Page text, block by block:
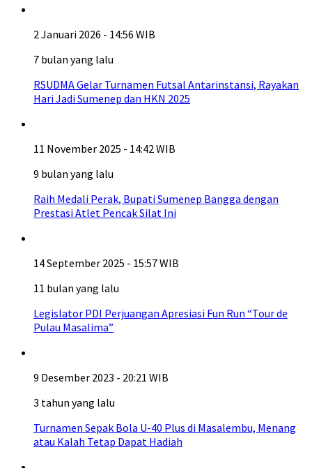
2 Januari 2026 - 14:56 WIB
7 bulan yang lalu
RSUDMA Gelar Turnamen Futsal Antarinstansi, Rayakan
Hari Jadi Sumenep dan HKN 2025
11 November 2025 - 14:42 WIB
9 bulan yang lalu
Raih Medali Perak, Bupati Sumenep Bangga dengan
Prestasi Atlet Pencak Silat Ini
14 September 2025 - 15:57 WIB
11 bulan yang lalu
Legislator PDI Perjuangan Apresiasi Fun Run “Tour de
Pulau Masalima”
9 Desember 2023 - 20:21 WIB
3 tahun yang lalu
Turnamen Sepak Bola U-40 Plus di Masalembu, Menang
atau Kalah Tetap Dapat Hadiah